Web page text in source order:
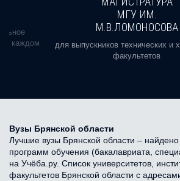
в каждом
МГУ ИМ.
М.В.ЛОМОНОСОВА
для выпускников технических и
факультетов
Вузы Брянской области
Лучшие вузы Брянской области – найдено
программ обучения (бакалавриата,
на Учёба.ру. Список университетов,
факультетов Брянской области с